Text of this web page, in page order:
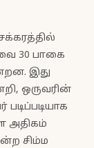
30 பாகை
இது
ஒருவரின்
அதிகம்
சிம்ம